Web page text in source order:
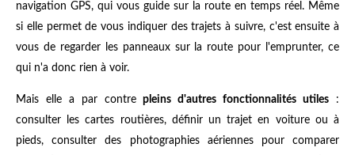
navigation GPS, qui vous guide sur la route en temps réel. Même
si elle permet de vous indiquer des trajets à suivre, c'est ensuite à
vous de regarder les panneaux sur la route pour l'emprunter, ce
qui n'a donc rien à voir.
Mais elle a par contrepleins d'autres fonctionnalités utiles :
consulter les cartes routières, définir un trajet en voiture ou à
pieds, consulter des photographies aériennes pour comparer